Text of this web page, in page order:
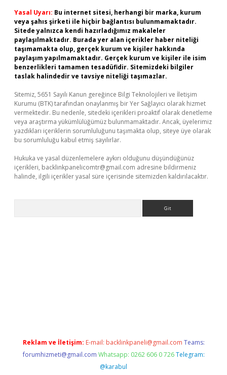
Yasal Uyarı: Bu internet sitesi, herhangi bir marka, kurum
veya şahıs şirketi ile hiçbir bağlantısı bulunmamaktadır.
Sitede yalnızca kendi hazırladığımız makaleler
paylaşılmaktadır. Burada yer alan içerikler haber niteliği
taşımamakta olup, gerçek kurum ve kişiler hakkında
paylaşım yapılmamaktadır. Gerçek kurum ve kişiler ile isim
benzerlikleri tamamen tesadüfidir. Sitemizdeki bilgiler
taslak halindedir ve tavsiye niteliği taşımazlar.
Sitemiz, 5651 Sayılı Kanun gereğince Bilgi Teknolojileri ve İletişim
Kurumu (BTK) tarafından onaylanmış bir Yer Sağlayıcı olarak hizmet
vermektedir. Bu nedenle, sitedeki içerikleri proaktif olarak denetleme
veya araştırma yükümlülüğümüz bulunmamaktadır. Ancak, üyelerimiz
yazdıkları içeriklerin sorumluluğunu taşımakta olup, siteye üye olarak
bu sorumluluğu kabul etmiş sayılırlar.
Hukuka ve yasal düzenlemelere aykırı olduğunu düşündüğünüz
içerikleri, backlinkpanelicomtr@gmail.com adresine bildirmeniz
halinde, ilgili içerikler yasal süre içerisinde sitemizden kaldırılacaktır.
Reklam ve İletişim: E-mail: backlinkpaneli@gmail.com Teams:
forumhizmeti@gmail.com Whatsapp: 0262 606 0 726 Telegram:
@karabul